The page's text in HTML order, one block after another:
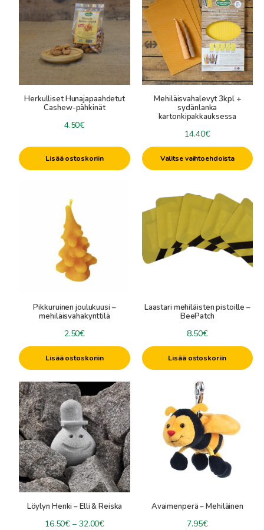
Herkulliset Hunajapaahdetut
Cashew-pähkinät
4.50€
Lisää ostoskoriin
Mehiläisvahalevyt 3kpl +
sydänlanka
kartonkipakkauksessa
14.40€
Valitse vaihtoehdoista
on
useampi
muunnelma.
Voit
tehdä
valinnat
tuotteen
sivulla.
Pikkuruinen joulukuusi –
mehiläisvahakynttilä
2.50€
Lisää ostoskoriin
Laastari mehiläisten pistoille –
BeePatch
8.50€
Lisää ostoskoriin
Löylyn Henki – Elli & Reiska
16.50€ – 32.00€Hintaluokka:
Tällä
tuotteella
on
useampi
muunnelma.
Voit
tehdä
valinnat
tuotteen
sivulla.
Avaimenperä – Mehiläinen
7.95€